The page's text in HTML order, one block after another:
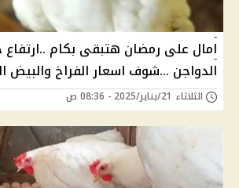
امال على رمضان هتبقى بكام
الدواجن ...شوف اسعار الفراخ والبيض
الثلاثاء 21/يناير/2025 - 08:36 ص